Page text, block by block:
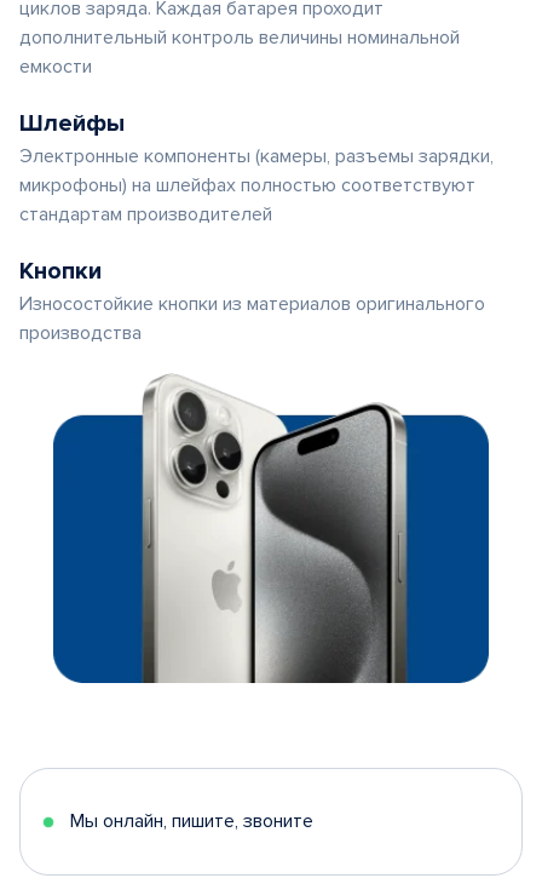
циклов заряда. Каждая батарея проходит
дополнительный контроль величины номинальной
емкости
Шлейфы
Электронные компоненты (камеры, разъемы зарядки,
микрофоны) на шлейфах полностью соответствуют
стандартам производителей
Кнопки
Износостойкие кнопки из материалов оригинального
производства
Мы онлайн, пишите, звоните